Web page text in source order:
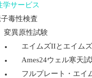
学サービス
毒性検査
変異原性試験
エイムズIIとエイム
Ames24ウェル寒天
フルプレート・エイ